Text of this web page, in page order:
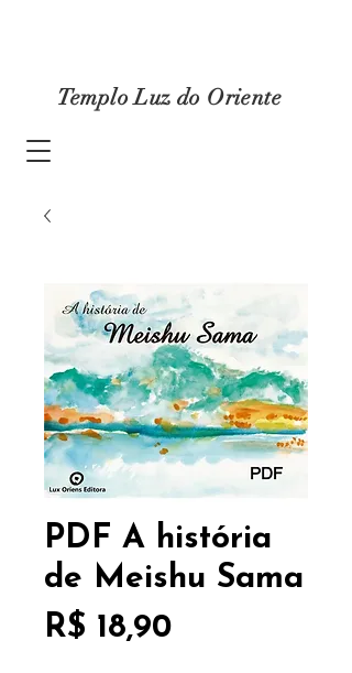
Templo Luz do Oriente
PDF A história
de Meishu Sama
R$ 18,90Preço